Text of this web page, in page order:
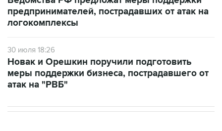
предпринимателей, пострадавших от атак на
логокомплексы
30 июля 18:26
Новак и Орешкин поручили подготовить
меры поддержки бизнеса, пострадавшего от
атак на "РВБ"